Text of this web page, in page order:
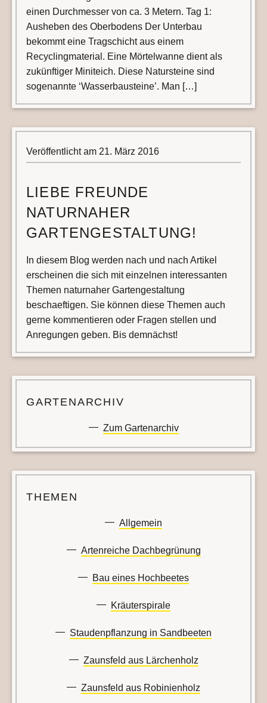
einen Durchmesser von ca. 3 Metern. Tag 1:
Ausheben des Oberbodens Der Unterbau
bekommt eine Tragschicht aus einem
Recyclingmaterial. Eine Mörtelwanne dient als
zukünftiger Miniteich. Diese Natursteine sind
sogenannte ‘Wasserbausteine’. Man […]
Veröffentlicht am 21. März 2016
LIEBE FREUNDE
NATURNAHER
GARTENGESTALTUNG!
In diesem Blog werden nach und nach Artikel
erscheinen die sich mit einzelnen interessanten
Themen naturnaher Gartengestaltung
beschaeftigen. Sie können diese Themen auch
gerne kommentieren oder Fragen stellen und
Anregungen geben. Bis demnächst!
GARTENARCHIV
Zum Gartenarchiv
THEMEN
Allgemein
Artenreiche Dachbegrünung
Bau eines Hochbeetes
Kräuterspirale
Staudenpflanzung in Sandbeeten
Zaunsfeld aus Lärchenholz
Zaunsfeld aus Robinienholz